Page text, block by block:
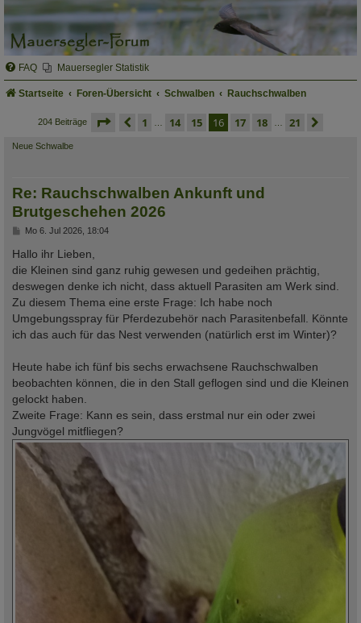
FAQ Mauersegler Statistik
Startseite Foren-Übersicht Schwalben Rauchschwalben
204 Beiträge seite 16 von 21
vorherige
1 14 15 16 17 18 21
Neue Schwalbe
Re: Rauchschwalben Ankunft und
Brutgeschehen 2026
B
i
t
r
g
Mo 6. Jul 2026, 18:04
Hallo ihr Lieben,
die Kleinen sind ganz ruhig gewesen und gedeihen prächtig,
deswegen denke ich nicht, dass aktuell Parasiten am Werk sind.
Zu diesem Thema eine erste Frage: Ich habe noch
Umgebungsspray für Pferdezubehör nach Parasitenbefall. Könnte
ich das auch für das Nest verwenden (natürlich erst im Winter)?
Heute habe ich fünf bis sechs erwachsene Rauchschwalben
beobachten können, die in den Stall geflogen sind und die Kleinen
gelockt haben.
Zweite Frage: Kann es sein, dass erstmal nur ein oder zwei
Jungvögel mitfliegen?